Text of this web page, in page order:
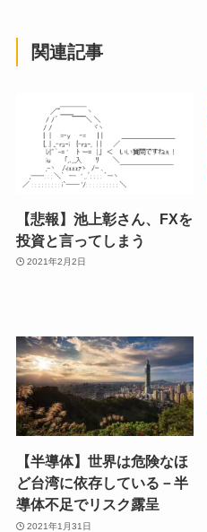
関連記事
【悲報】池上彰さん、FXを
投資と言ってしまう
2021年2月2日
【半導体】世界は危険なほ
ど台湾に依存している－半
導体不足でリスク露呈
2021年1月31日